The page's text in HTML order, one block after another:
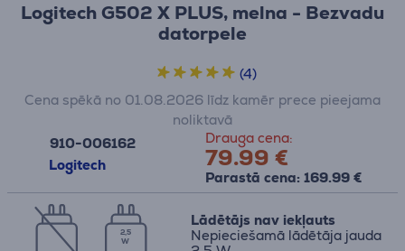
Logitech G502 X PLUS, melna - Bezvadu
datorpele
910-006162
Logitech
Drauga cena:
79.99 €
Parastā cena: 169.99 €
Cena spēkā no 01.08.2026 līdz kamēr prece pieejama
noliktavā
(4)
2,5
W
Lādētājs nav iekļauts
Nepieciešamā lādētāja jauda